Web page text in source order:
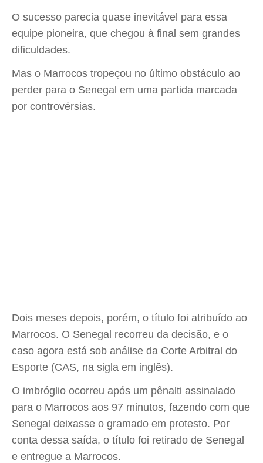
O sucesso parecia quase inevitável para essa
equipe pioneira, que chegou à final sem grandes
dificuldades.
Mas o Marrocos tropeçou no último obstáculo ao
perder para o Senegal em uma partida marcada
por controvérsias.
Dois meses depois, porém, o título foi atribuído ao
Marrocos. O Senegal recorreu da decisão, e o
caso agora está sob análise da Corte Arbitral do
Esporte (CAS, na sigla em inglês).
O imbróglio ocorreu após um pênalti assinalado
para o Marrocos aos 97 minutos, fazendo com que
Senegal deixasse o gramado em protesto. Por
conta dessa saída, o título foi retirado de Senegal
e entregue a Marrocos.